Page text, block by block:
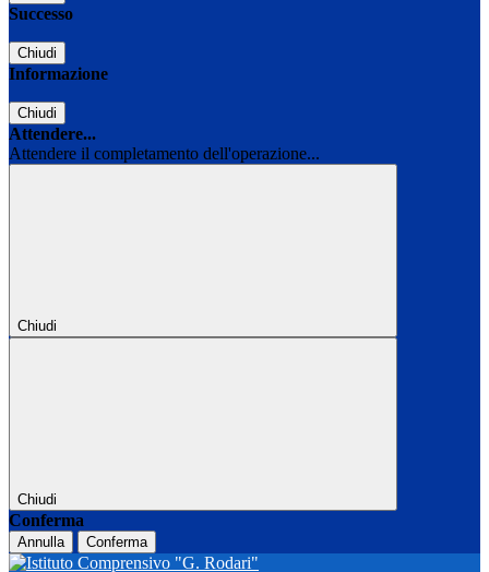
Successo
Chiudi
Informazione
Chiudi
Attendere...
Attendere il completamento dell'operazione...
Chiudi
Chiudi
Conferma
Annulla Conferma